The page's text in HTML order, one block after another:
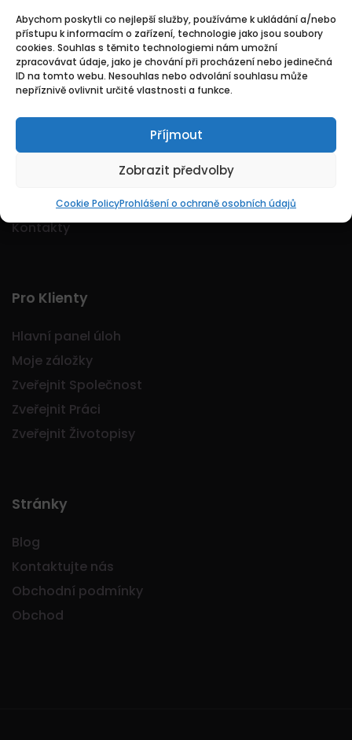
Abychom poskytli co nejlepší služby, používáme k ukládání a/nebo
přístupu k informacím o zařízení, technologie jako jsou soubory
cookies. Souhlas s těmito technologiemi nám umožní
zpracovávat údaje, jako je chování při procházení nebo jedinečná
ID na tomto webu. Nesouhlas nebo odvolání souhlasu může
nepříznivě ovlivnit určité vlastnosti a funkce.
Příjmout
Zobrazit předvolby
Cookie PolicyProhlášení o ochraně osobních údajů
Logo Jobmarkt.cz ® je registrovaná ochranná
známka.
Kontakty
Pro Klienty
Hlavní panel úloh
Moje záložky
Zveřejnit Společnost
Zveřejnit Práci
Zveřejnit Životopisy
Stránky
Blog
Kontaktujte nás
Obchodní podmínky
Obchod